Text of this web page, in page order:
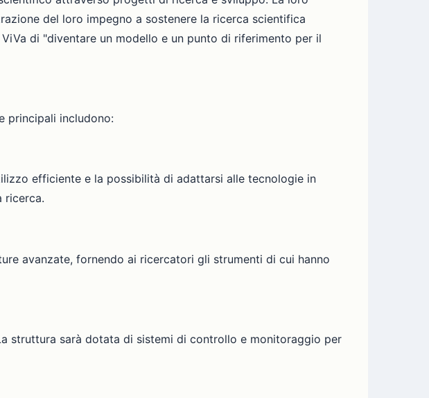
del loro impegno a sostenere la ricerca scientifica
di "diventare un modello e un punto di riferimento per il
principali includono:
efficiente e la possibilità di adattarsi alle tecnologie in
ricerca.
avanzate, fornendo ai ricercatori gli strumenti di cui hanno
struttura sarà dotata di sistemi di controllo e monitoraggio per